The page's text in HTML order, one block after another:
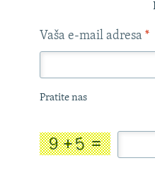
Vaša e-mail adresa *
Pratite nas